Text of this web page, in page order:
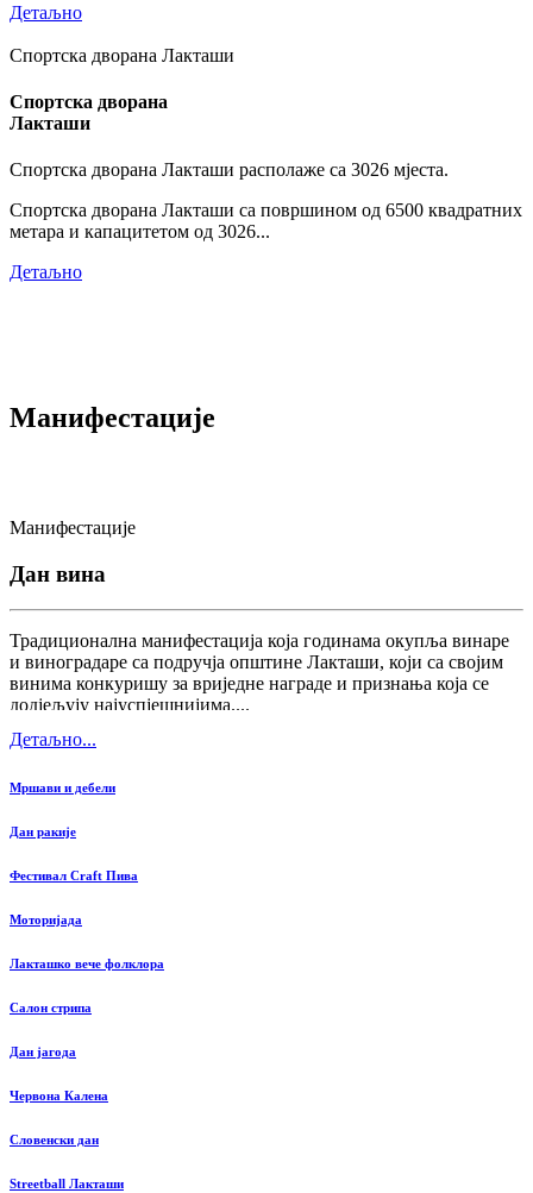
Детаљно
Спортска дворана Лакташи
Спортска дворана
Лакташи
Спортска дворана Лакташи располаже са 3026 мјеста.
Спортска дворана Лакташи са површином од 6500 квадратних
метара и капацитетом од 3026...
Детаљно
Манифестације
Манифестације
Дан вина
Традиционална манифестација која годинама окупља винаре
и виноградаре са подручја општине Лакташи, који са својим
винима конкуришу за вриједне награде и признања која се
додјељују најуспјешнијима....
Детаљно...
Мршави и дебели
Дан ракије
Фестивал Craft Пива
Моторијада
Лакташко вече фолклора
Салон стрипа
Дан јагода
Червона Калена
Словенски дан
Streetball Лакташи